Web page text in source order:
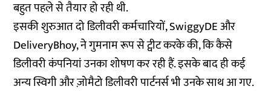
बहुत पहले से तैयार हो रही थी.
इसकी शुरुआत दो डिलीवरी कर्मचारियों, SwiggyDE और
DeliveryBhoy, ने गुमनाम रूप से ट्वीट करके की, कि कैसे
डिलीवरी कंपनियां उनका शोषण कर रही हैं. इसके बाद ही कई
अन्य स्विगी और ज़ोमैटो डिलीवरी पार्टनर्स भी उनके साथ आ गए.